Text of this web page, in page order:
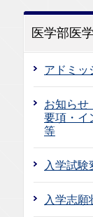
医学部医
アドミッ
お知らせ
要項・イ
等
入学試験
入学志願